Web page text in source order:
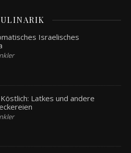
Israelisches
Latkes und andere